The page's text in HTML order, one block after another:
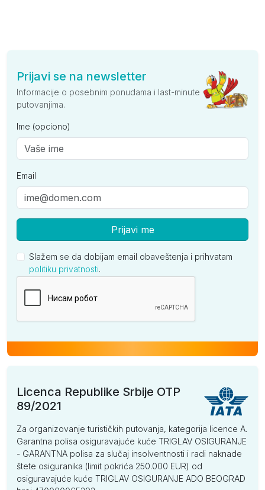
Prijavi se na newsletter
Informacije o posebnim ponudama i last-minute
putovanjima.
Ime (opciono)
Email
Prijavi me
Slažem se da dobijam email obaveštenja i prihvatam
politiku privatnosti.
Licenca Republike Srbije OTP
89/2021
Za organizovanje turističkih putovanja, kategorija licence A.
Garantna polisa osiguravajuće kuće TRIGLAV OSIGURANJE
- GARANTNA polisa za slučaj insolventnosti i radi naknade
štete osiguranika (limit pokrića 250.000 EUR) od
osiguravajuće kuće TRIGLAV OSIGURANJE ADO BEOGRAD